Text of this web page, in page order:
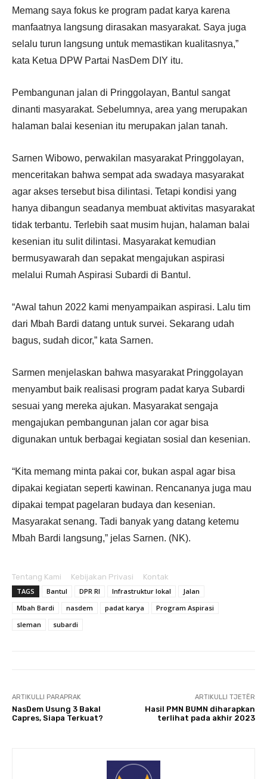
Memang saya fokus ke program padat karya karena
manfaatnya langsung dirasakan masyarakat. Saya juga
selalu turun langsung untuk memastikan kualitasnya,”
kata Ketua DPW Partai NasDem DIY itu.
Pembangunan jalan di Pringgolayan, Bantul sangat
dinanti masyarakat. Sebelumnya, area yang merupakan
halaman balai kesenian itu merupakan jalan tanah.
Sarnen Wibowo, perwakilan masyarakat Pringgolayan,
menceritakan bahwa sempat ada swadaya masyarakat
agar akses tersebut bisa dilintasi. Tetapi kondisi yang
hanya dibangun seadanya membuat aktivitas masyarakat
tidak terbantu. Terlebih saat musim hujan, halaman balai
kesenian itu sulit dilintasi. Masyarakat kemudian
bermusyawarah dan sepakat mengajukan aspirasi
melalui Rumah Aspirasi Subardi di Bantul.
“Awal tahun 2022 kami menyampaikan aspirasi. Lalu tim
dari Mbah Bardi datang untuk survei. Sekarang udah
bagus, sudah dicor,” kata Sarnen.
Sarmen menjelaskan bahwa masyarakat Pringgolayan
menyambut baik realisasi program padat karya Subardi
sesuai yang mereka ajukan. Masyarakat sengaja
mengajukan pembangunan jalan cor agar bisa
digunakan untuk berbagai kegiatan sosial dan kesenian.
“Kita memang minta pakai cor, bukan aspal agar bisa
dipakai kegiatan seperti kawinan. Rencananya juga mau
dipakai tempat pagelaran budaya dan kesenian.
Masyarakat senang. Tadi banyak yang datang ketemu
Mbah Bardi langsung,” jelas Sarnen. (NK).
Tentang Kami Kebijakan Privasi
Kontak
TAGS
Bantul DPR RI Infrastruktur lokal
Jalan
Mbah Bardi
nasdem padat karya
Program Aspirasi
sleman
subardi
ARTIKULLI PARAPRAK
NasDem Usung 3 Bakal
Capres, Siapa Terkuat?
ARTIKULLI TJETËR
Hasil PMN BUMN diharapkan
terlihat pada akhir 2023